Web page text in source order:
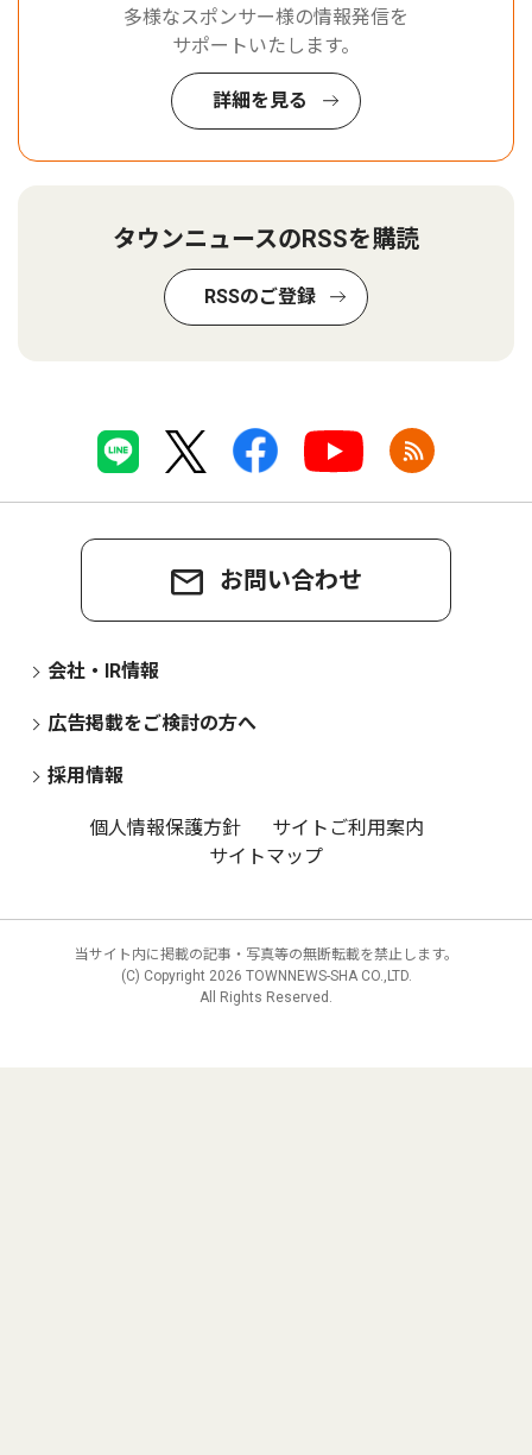
多様なスポンサー様の情報発信を
サポートいたします。
詳細を見る
タウンニュースのRSSを購読
RSSのご登録
お問い合わせ
会社・IR情報
広告掲載をご検討の方へ
採用情報
個人情報保護方針
サイトご利用案内
サイトマップ
当サイト内に掲載の記事・写真等の無断転載を禁止します。
(C) Copyright 2026 TOWNNEWS-SHA CO.,LTD.
All Rights Reserved.